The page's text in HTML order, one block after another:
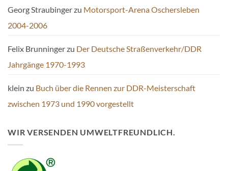
Georg Straubingerzu Motorsport-Arena Oschersleben
2004-2006
Felix Brunningerzu Der Deutsche Straßenverkehr/DDR
Jahrgänge 1970-1993
klein zu Buch über die Rennen zur DDR-Meisterschaft
zwischen 1973 und 1990 vorgestellt
WIR VERSENDEN UMWELTFREUNDLICH.